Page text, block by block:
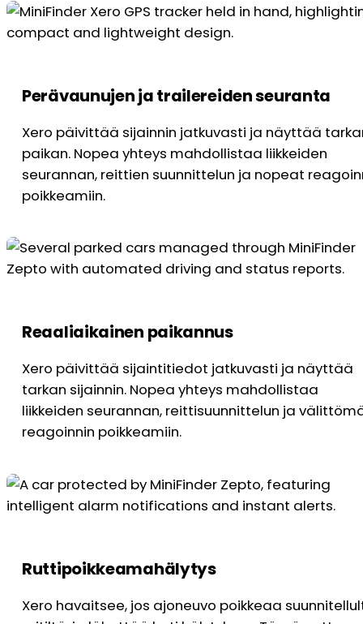
Perävaunujen ja trailereiden seuranta
Xero päivittää sijainnin jatkuvasti ja näyttää
paikan. Nopea yhteys mahdollistaa liikkeiden
seurannan, reittien suunnittelun ja nopeat
poikkeamiin.
Reaaliaikainen paikannus
Xero päivittää sijaintitiedot jatkuvasti ja näyttää
tarkan sijainnin. Nopea yhteys mahdollistaa
liikkeiden seurannan, reittisuunnittelun ja
reagoinnin poikkeamiin.
Ruttipoikkeamahälytys
Xero havaitsee, jos ajoneuvo poikkeaa